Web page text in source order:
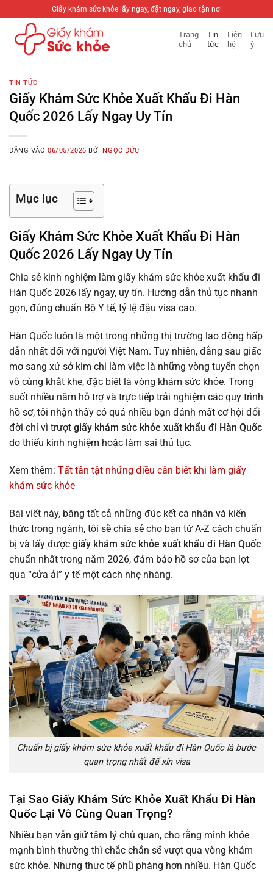
qua
Giấy khám sức khỏe lấy ngay, đặt ngay, giao tận nơi
Trang
chủ
Tin
tức
Liên
hệ
Lưu
ý
TIN TỨC
Giấy Khám Sức Khỏe Xuất Khẩu Đi Hàn
Quốc 2026 Lấy Ngay Uy Tín
ĐĂNG VÀO06/05/2026 BỞINGỌC ĐỨC
Mục lục
Giấy Khám Sức Khỏe Xuất Khẩu Đi Hàn
Quốc 2026 Lấy Ngay Uy Tín
Chia sẻ kinh nghiệm làm giấy khám sức khỏe xuất khẩu đi
Hàn Quốc 2026 lấy ngay, uy tín. Hướng dẫn thủ tục nhanh
gọn, đúng chuẩn Bộ Y tế, tỷ lệ đậu visa cao.
Hàn Quốc luôn là một trong những thị trường lao động hấp
dẫn nhất đối với người Việt Nam. Tuy nhiên, đằng sau giấc
mơ sang xứ sở kim chi làm việc là những vòng tuyển chọn
vô cùng khắt khe, đặc biệt là vòng khám sức khỏe. Trong
suốt nhiều năm hỗ trợ và trực tiếp trải nghiệm các quy trình
hồ sơ, tôi nhận thấy có quá nhiều bạn đánh mất cơ hội đổi
đời chỉ vì trượt giấy khám sức khỏe xuất khẩu đi Hàn Quốc
do thiếu kinh nghiệm hoặc làm sai thủ tục.
Xem thêm: Tất tần tật những điều cần biết khi làm giấy
khám sức khỏe
Bài viết này, bằng tất cả những đúc kết cá nhân và kiến
thức trong ngành, tôi sẽ chia sẻ cho bạn từ A-Z cách chuẩn
bị và lấy được giấy khám sức khỏe xuất khẩu đi Hàn Quốc
chuẩn nhất trong năm 2026, đảm bảo hồ sơ của bạn lọt
qua “cửa ải” y tế một cách nhẹ nhàng.
Chuẩn bị giấy khám sức khỏe xuất khẩu đi Hàn Quốc là bước
quan trọng nhất để xin visa
Tại Sao Giấy Khám Sức Khỏe Xuất Khẩu Đi Hàn
Quốc Lại Vô Cùng Quan Trọng?
Nhiều bạn vẫn giữ tâm lý chủ quan, cho rằng mình khỏe
mạnh bình thường thì chắc chắn sẽ vượt qua vòng khám
sức khỏe. Nhưng thực tế phũ phàng hơn nhiều. Hàn Quốc